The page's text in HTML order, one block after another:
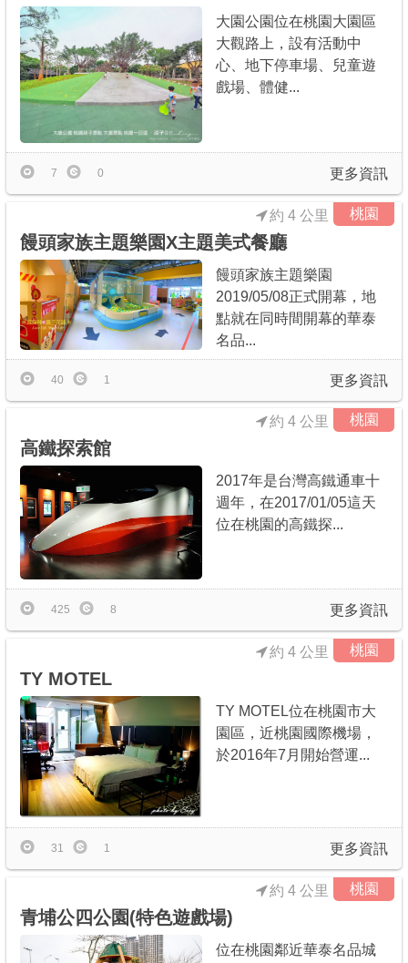
大園公園位在桃園大園區
大觀路上，設有活動中
心、地下停車場、兒童遊
戲場、體健...
更多資訊
7 0
桃園
饅頭家族主題樂園X主題美式餐廳
約 4 公里
饅頭家族主題樂園
2019/05/08正式開幕，地
點就在同時間開幕的華泰
名品...
更多資訊
40 1
桃園
高鐵探索館
約 4 公里
2017年是台灣高鐵通車十
週年，在2017/01/05這天
位在桃園的高鐵探...
更多資訊
425 8
桃園
TY MOTEL
約 4 公里
TY MOTEL位在桃園市大
園區，近桃園國際機場，
於2016年7月開始營運...
更多資訊
31 1
桃園
青埔公四公園(特色遊戲場)
約 4 公里
位在桃園鄰近華泰名品城